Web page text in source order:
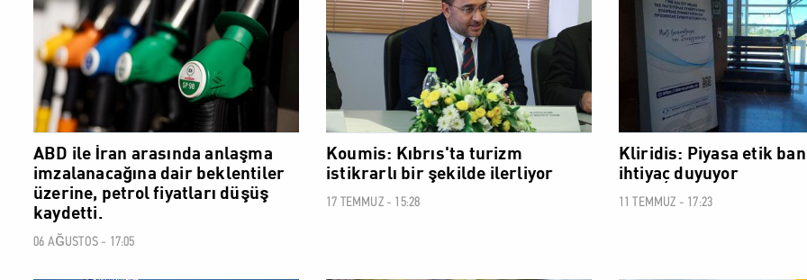
ABD ile İran arasında anlaşma
imzalanacağına dair beklentiler
üzerine, petrol fiyatları düşüş
kaydetti.
06 AĞUSTOS - 17:05
Koumis: Kıbrıs'ta turizm
istikrarlı bir şekilde ilerliyor
17 TEMMUZ - 15:28
Kliridis: Piyasa etik
ihtiyaç duyuyor
11 TEMMUZ - 17:23